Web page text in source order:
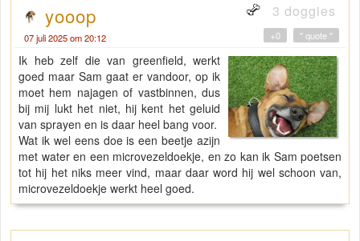
yooop 3 doggies
07 juli 2025 om 20:12 " quote "
+0
Ik heb zelf die van greenfield, werkt
goed maar Sam gaat er vandoor, op ik
moet hem najagen of vastbinnen, dus
bij mij lukt het niet, hij kent het geluid
van sprayen en is daar heel bang voor.
Wat ik wel eens doe is een beetje azijn
met water en een microvezeldoekje, en zo kan ik Sam poetsen
tot hij het niks meer vind, maar daar word hij wel schoon van,
microvezeldoekje werkt heel goed.